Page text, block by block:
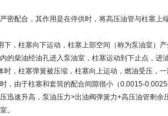
配合，其作用是在停供时，将高压油管与柱塞上
，柱塞向下运动，柱塞上部空间（称为泵油室）
柴油经油孔进入泵油室，柱塞运动到下止点，进油
，柱塞弹簧被压缩，柱塞向上运动，燃油受压，一
，由于柱塞和套筒的配合间隙很小（0.0015-
速升高，泵油压力>出油阀弹簧力+高压油管剩余
。